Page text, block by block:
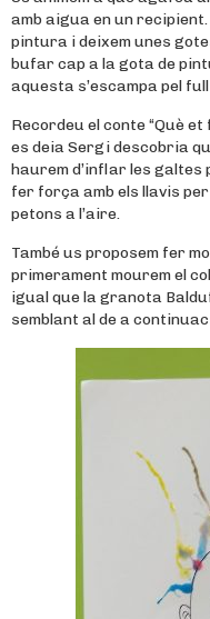
amb aigua en un
pintura i deixem unes
bufar cap a la gota de
aquesta s’escampa pel
Recordeu el conte “Què
es deia Sergi descobria
haurem d’inflar les
fer força amb els llavis
petons a l’aire.
També us proposem fer
primerament mourem el
igual que la granota
semblant al de a